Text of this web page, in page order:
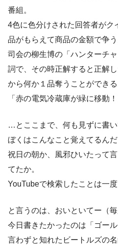
番組。
4色に色分けされた回答者がク
品がもらえて商品の金額で争う
司会の柳生博の「ハンターチ
詞で、その時正解すると正解
から何か１品奪うことができる
「赤の電気冷蔵庫が緑に移動！
…とここまで、何も見ずに書
ぼくはこんなこと覚えてるんだ
祝日の朝か、風邪ひいたって
てたか。
YouTubeで検索したことは一度
と言うのは、おいといてー（毎
今日書きたかったのは「ゴー
言わずと知れたビートルズの